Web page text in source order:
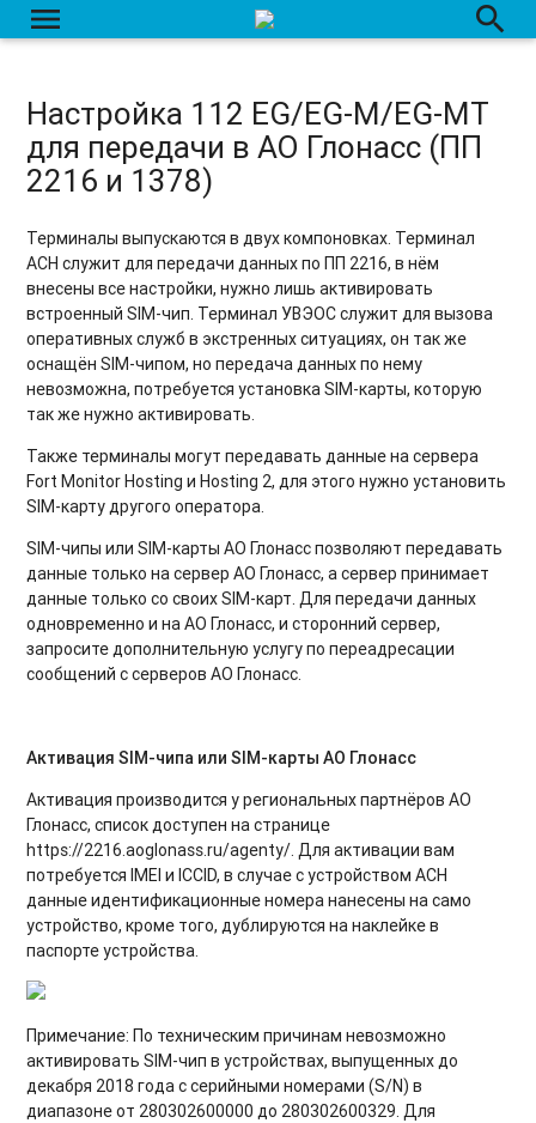
menu search
Настройка 112 EG/EG-M/EG-MT
для передачи в АО Глонасс (ПП
2216 и 1378)
Терминалы выпускаются в двух компоновках. Терминал
АСН служит для передачи данных по ПП 2216, в нём
внесены все настройки, нужно лишь активировать
встроенный SIM-чип. Терминал УВЭОС служит для вызова
оперативных служб в экстренных ситуациях, он так же
оснащён SIM-чипом, но передача данных по нему
невозможна, потребуется установка SIM-карты, которую
так же нужно активировать.
Также терминалы могут передавать данные на сервера
Fort Monitor Hosting и Hosting 2, для этого нужно установить
SIM-карту другого оператора.
SIM-чипы или SIM-карты АО Глонасс позволяют передавать
данные только на сервер АО Глонасс, а сервер принимает
данные только со своих SIM-карт. Для передачи данных
одновременно и на АО Глонасс, и сторонний сервер,
запросите дополнительную услугу по переадресации
сообщений с серверов АО Глонасс.
Активация SIM-чипа или SIM-карты АО Глонасс
Активация производится у региональных партнёров АО
Глонасс, список доступен на странице
https://2216.aoglonass.ru/agenty/. Для активации вам
потребуется IMEI и ICCID, в случае с устройством АСН
данные идентификационные номера нанесены на само
устройство, кроме того, дублируются на наклейке в
паспорте устройства.
Примечание: По техническим причинам невозможно
активировать SIM-чип в устройствах, выпущенных до
декабря 2018 года с серийными номерами (S/N) в
диапазоне от 280302600000 до 280302600329. Для